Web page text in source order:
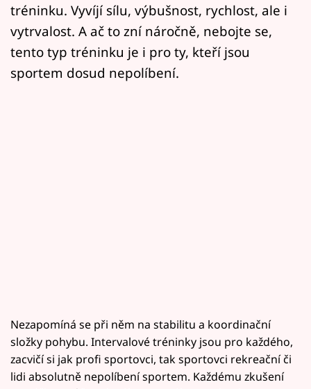
Přihlášení
Sledujte nás
tréninku. Vyvíjí sílu, výbušnost, rychlost, ale i
vytrvalost. A ač to zní náročně, nebojte se,
tento typ tréninku je i pro ty, kteří jsou
sportem dosud nepolíbení.
Nezapomíná se při něm na stabilitu a koordinační
složky pohybu. Intervalové tréninky jsou pro každého,
zacvičí si jak profi sportovci, tak sportovci rekreační či
lidi absolutně nepolíbení sportem. Každému zkušení